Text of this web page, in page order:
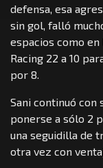
defensa, esa
sin gol, falló
espacios como
Racing 22 a 10
por 8.
Sani continuó con
ponerse a sólo 2
una seguidilla de
otra vez con